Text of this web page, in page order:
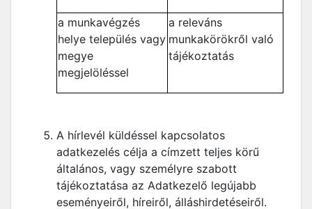
a munkavégzés
helye település vagy
megye
megjelöléssel
a releváns
munkakörökről való
tájékoztatás
A hírlevél küldéssel kapcsolatos
adatkezelés célja a címzett teljes körű
általános, vagy személyre szabott
tájékoztatása az Adatkezelő legújabb
eseményeiről, híreiről, álláshirdetéseiről.